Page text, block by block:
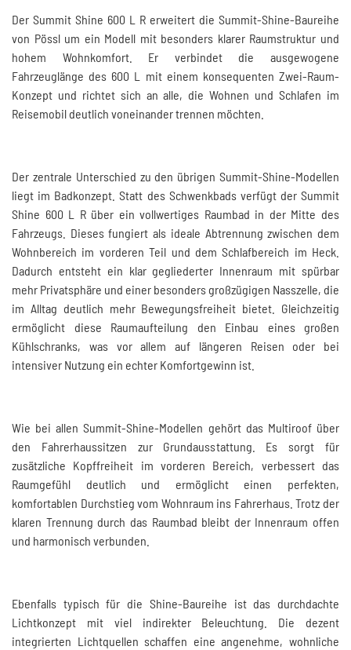
Der Summit Shine 600 L R erweitert die Summit-Shine-Baureihe
von Pösslum ein Modell mit besonders klarer Raumstruktur und
hohem Wohnkomfort. Er verbindet die ausgewogene
Fahrzeuglänge des 600 L mit einem konsequenten Zwei-Raum-
Konzept und richtet sich an alle, die Wohnen und Schlafen im
Reisemobil deutlich voneinander trennen möchten.
Der zentrale Unterschied zu den übrigen Summit-Shine-Modellen
liegt im Badkonzept. Statt des Schwenkbads verfügt der Summit
Shine 600 L R über ein vollwertiges Raumbad in der Mitte des
Fahrzeugs. Dieses fungiert als ideale Abtrennung zwischen dem
Wohnbereich im vorderen Teil und dem Schlafbereich im Heck.
Dadurch entsteht ein klar gegliederter Innenraum mit spürbar
mehr Privatsphäre und einer besonders großzügigen Nasszelle, die
im Alltag deutlich mehr Bewegungsfreiheit bietet. Gleichzeitig
ermöglicht diese Raumaufteilung den Einbau eines großen
Kühlschranks, was vor allem auf längeren Reisen oder bei
intensiver Nutzung ein echter Komfortgewinn ist.
Wie bei allen Summit-Shine-Modellen gehört das Multiroof über
den Fahrerhaussitzen zur Grundausstattung. Es sorgt für
zusätzliche Kopffreiheit im vorderen Bereich, verbessert das
Raumgefühl deutlich und ermöglicht einen perfekten,
komfortablen Durchstieg vom Wohnraum ins Fahrerhaus. Trotz der
klaren Trennung durch das Raumbad bleibt der Innenraum offen
und harmonisch verbunden.
Ebenfalls typisch für die Shine-Baureihe ist das durchdachte
Lichtkonzept mit viel indirekter Beleuchtung. Die dezent
integrierten Lichtquellen schaffen eine angenehme, wohnliche